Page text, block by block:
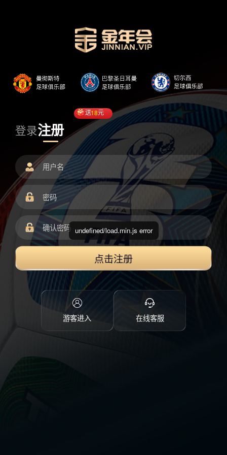
登录注册
送18元
点击注册
游客进入 在线客服
undefined/load.min.js error